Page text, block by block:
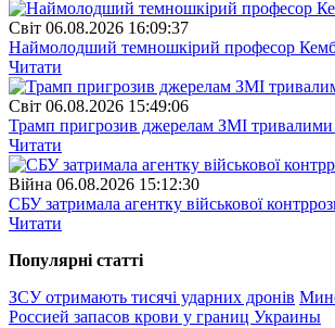
Свiт 06.08.2026 16:09:37
Наймолодший темношкірий професор
Читати
Свiт 06.08.2026 15:49:06
Трамп пригрозив джерелам ЗМІ тривалими
Читати
Війна 06.08.2026 15:12:30
СБУ затримала агентку військової
Читати
Популярнi статтi
ЗСУ отримають тисячі ударних дронів
Россией запасов крови у границ Украины